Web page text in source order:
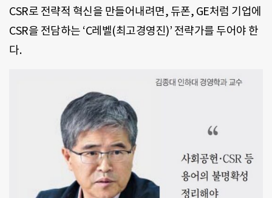
CSR로 전략적 혁신을 만들어내려면, 듀폰, GE처럼 기업에
CSR을 전담하는 ‘C레벨(최고경영진)’ 전략가를 두어야 한
다.